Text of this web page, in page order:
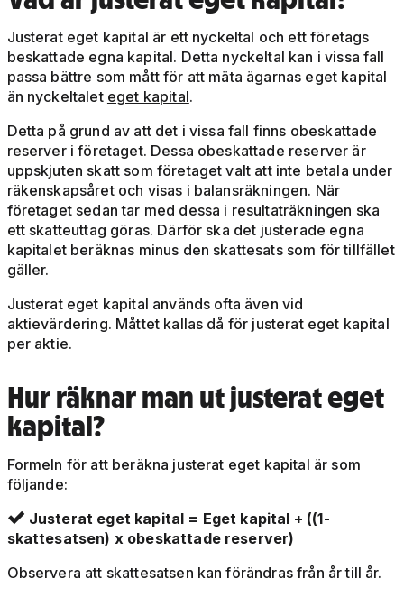
Justerat eget kapital är ett nyckeltal och ett företags
beskattade egna kapital. Detta nyckeltal kan i vissa fall
passa bättre som mått för att mäta ägarnas eget kapital
än nyckeltalet eget kapital.
Detta på grund av att det i vissa fall finns obeskattade
reserver i företaget. Dessa obeskattade reserver är
uppskjuten skatt som företaget valt att inte betala under
räkenskapsåret och visas i balansräkningen. När
företaget sedan tar med dessa i resultaträkningen ska
ett skatteuttag göras. Därför ska det justerade egna
kapitalet beräknas minus den skattesats som för tillfället
gäller.
Justerat eget kapital används ofta även vid
aktievärdering. Måttet kallas då för justerat eget kapital
per aktie.
Hur räknar man ut justerat eget
kapital?
Formeln för att beräkna justerat eget kapital är som
följande:
 Justerat eget kapital = Eget kapital + ((1-
skattesatsen) x obeskattade reserver)
Observera att skattesatsen kan förändras från år till år.